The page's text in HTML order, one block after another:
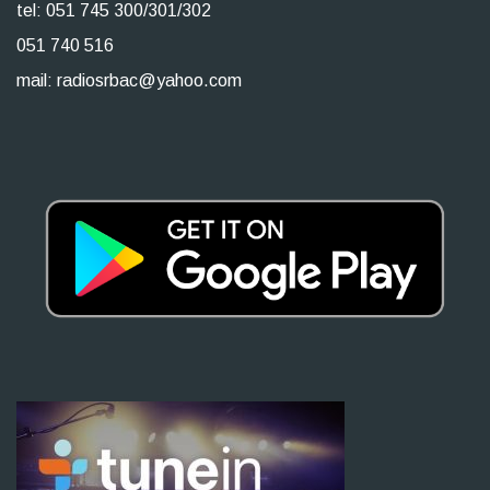
tel: 051 745 300/301/302
051 740 516
mail: radiosrbac@yahoo.com